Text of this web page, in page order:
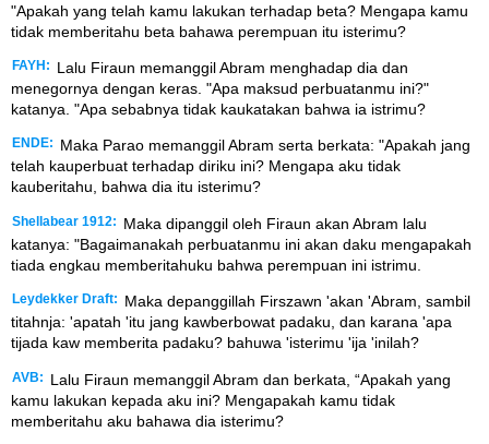
"Apakah yang telah kamu lakukan terhadap beta? Mengapa kamu
tidak memberitahu beta bahawa perempuan itu isterimu?
FAYH:
Lalu Firaun memanggil Abram menghadap dia dan
menegornya dengan keras. "Apa maksud perbuatanmu ini?"
katanya. "Apa sebabnya tidak kaukatakan bahwa ia istrimu?
ENDE:
Maka Parao memanggil Abram serta berkata: "Apakah jang
telah kauperbuat terhadap diriku ini? Mengapa aku tidak
kauberitahu, bahwa dia itu isterimu?
Shellabear 1912:
Maka dipanggil oleh Firaun akan Abram lalu
katanya: "Bagaimanakah perbuatanmu ini akan daku mengapakah
tiada engkau memberitahuku bahwa perempuan ini istrimu.
Leydekker Draft:
Maka depanggillah Firszawn 'akan 'Abram, sambil
titahnja: 'apatah 'itu jang kawberbowat padaku, dan karana 'apa
tijada kaw memberita padaku? bahuwa 'isterimu 'ija 'inilah?
AVB:
Lalu Firaun memanggil Abram dan berkata, “Apakah yang
kamu lakukan kepada aku ini? Mengapakah kamu tidak
memberitahu aku bahawa dia isterimu?